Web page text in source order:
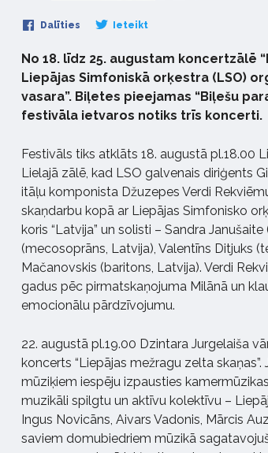
Dalīties Ieteikt
No 18. līdz 25. augustam koncertzālē
Liepājas Simfoniskā orķestra (LSO)
vasara”. Biļetes pieejamas “Biļešu
festivāla ietvaros notiks trīs koncerti.
Festivāls tiks atklāts 18. augustā pl.18.00
Lielajā zālē, kad LSO galvenais diriģents
itāļu komponista Džuzepes Verdi
skaņdarbu kopā ar Liepājas Simfonisko
koris “Latvija” un solisti – Sandra
(mecosoprāns, Latvija), Valentīns Ditjuks
Mačanovskis (baritons, Latvija). Verdi
gadus pēc pirmatskaņojuma Milānā un
emocionālu pārdzīvojumu.
22. augustā pl.19.00 Dzintara Jurgelaiša
koncerts “Liepājas mežragu zelta
mūziķiem iespēju izpausties
muzikāli spilgtu un aktīvu kolektīvu –
Ingus Novicāns, Aivars Vadonis, Mārcis
saviem domubiedriem mūzikā